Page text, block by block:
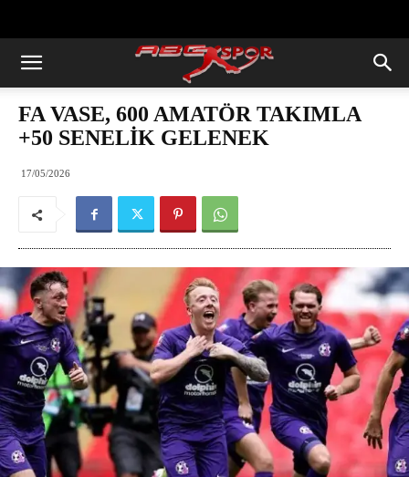
FA VASE, 600 AMATÖR TAKIMLA
+50 SENELİK GELENEK
17/05/2026